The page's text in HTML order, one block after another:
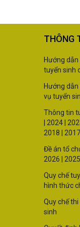
THÔNG
Hướng
tuyển sinh
Hướng
vụ tuyển
Thông tin
2024
2018
2017
Đề án tổ
2026
2025
Quy chế
hình thức
Quy chế
sinh